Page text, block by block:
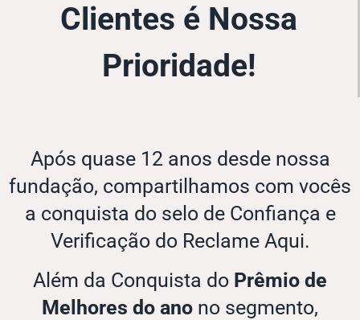
Clientes é Nossa
Prioridade!
Após quase 12 anos desde nossa
fundação, compartilhamos com vocês
a conquista do selo de Confiança e
Verificação do Reclame Aqui.
Além da Conquista do Prêmio de
Melhores do ano no segmento,